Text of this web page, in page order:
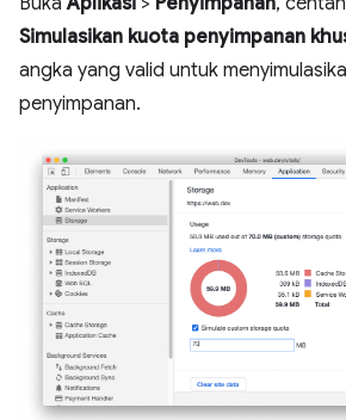
Simulasikan kuota penyimpanan
angka yang valid untuk
penyimpanan.